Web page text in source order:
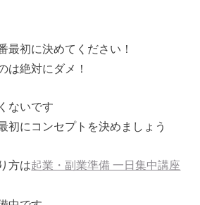
最初に決めてください！
は絶対にダメ！
ないです
初にコンセプトを決めましょう
方は起業・副業準備 一日集中講座